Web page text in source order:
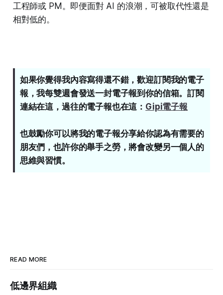
工程師或 PM。即便面對 AI 的浪潮，可被取代性還是
相對低的。
如果你覺得我內容寫得還不錯，歡迎訂閱我的電子
報，我每雙週會發送一封電子報到你的信箱。訂閱
連結在這，過往的電子報也在這： Gipi電子報
也鼓勵你可以將我的電子報分享給你認為有需要的
朋友們，也許你的舉手之勞，將會改變另一個人的
思維與習慣。
READ MORE
低邊界組織